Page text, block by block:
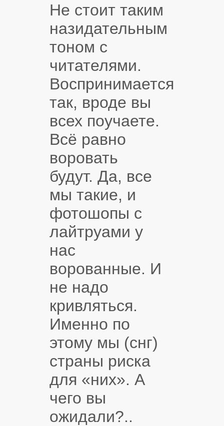
Не стоит таким
назидательным
тоном с
читателями.
Воспринимается
так, вроде вы
всех поучаете.
Всё равно
воровать
будут. Да, все
мы такие, и
фотошопы с
лайтруами у
нас
ворованные. И
не надо
кривляться.
Именно по
этому мы (снг)
страны риска
для «них». А
чего вы
ожидали?..